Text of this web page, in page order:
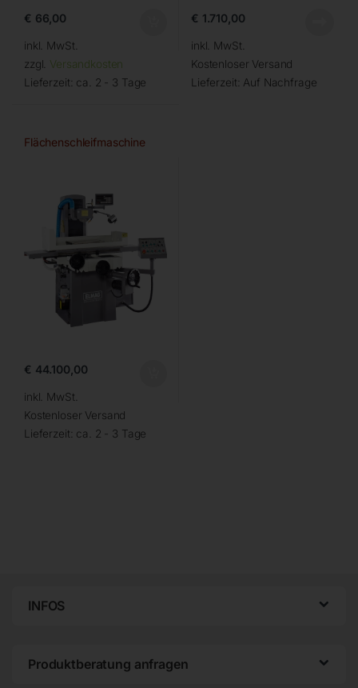
€ 66,00
inkl. MwSt.
zzgl. Versandkosten
Lieferzeit: ca. 2 - 3 Tage
€ 1.710,00
inkl. MwSt.
Kostenloser Versand
Lieferzeit: Auf Nachfrage
Flächenschleifmaschine
€ 44.100,00
inkl. MwSt.
Kostenloser Versand
Lieferzeit: ca. 2 - 3 Tage
INFOS
Produktberatung anfragen